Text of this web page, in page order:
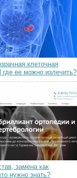
клеточная
где ее можно излечить?
замена как
нужно знать?